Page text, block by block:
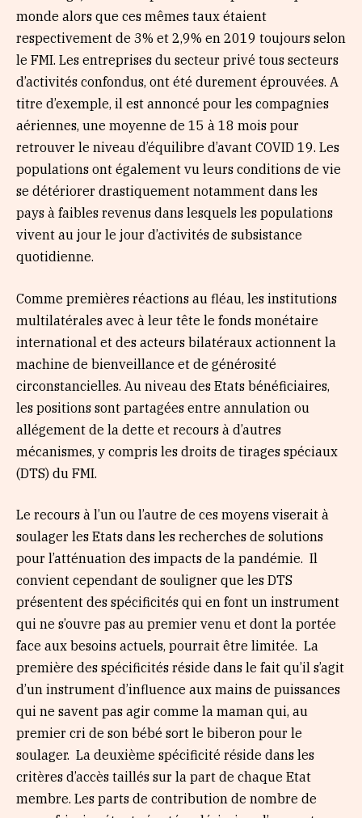
monde alors que ces mêmes taux étaient
respectivement de 3% et 2,9% en 2019 toujours selon
le FMI. Les entreprises du secteur privé tous secteurs
d’activités confondus, ont été durement éprouvées. A
titre d’exemple, il est annoncé pour les compagnies
aériennes, une moyenne de 15 à 18 mois pour
retrouver le niveau d’équilibre d’avant COVID 19. Les
populations ont également vu leurs conditions de vie
se détériorer drastiquement notamment dans les
pays à faibles revenus dans lesquels les populations
vivent au jour le jour d’activités de subsistance
quotidienne.
Comme premières réactions au fléau, les institutions
multilatérales avec à leur tête le fonds monétaire
international et des acteurs bilatéraux actionnent la
machine de bienveillance et de générosité
circonstancielles. Au niveau des Etats bénéficiaires,
les positions sont partagées entre annulation ou
allégement de la dette et recours à d’autres
mécanismes, y compris les droits de tirages spéciaux
(DTS) du FMI.
Le recours à l’un ou l’autre de ces moyens viserait à
soulager les Etats dans les recherches de solutions
pour l’atténuation des impacts de la pandémie. Il
convient cependant de souligner que les DTS
présentent des spécificités qui en font un instrument
qui ne s’ouvre pas au premier venu et dont la portée
face aux besoins actuels, pourrait être limitée. La
première des spécificités réside dans le fait qu’il s’agit
d’un instrument d’influence aux mains de puissances
qui ne savent pas agir comme la maman qui, au
premier cri de son bébé sort le biberon pour le
soulager. La deuxième spécificité réside dans les
critères d’accès taillés sur la part de chaque Etat
membre. Les parts de contribution de nombre de